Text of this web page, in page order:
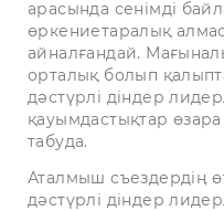
арасында сенімді
өркениетаралық
айналғандай.
орталық болып
дәстүрлі діндер
қауымдастықтар өзара
табуда.
Аталмыш съездердің
дәстүрлі діндер